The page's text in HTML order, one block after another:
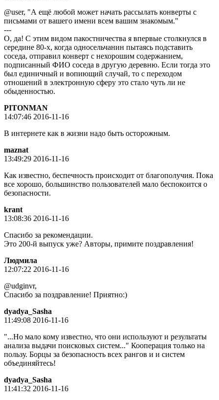
@user, "А ещё любой может начать рассылать конверты с
письмами от вашего имени всем вашим знакомым."
---
О, да! С этим видом пакостничества я впервые столкнулся в
середине 80-х, когда односельчанин пытаясь подставить
соседа, отправил конверт с нехорошим содержанием,
подписанный ФИО соседа в другую деревню. Если тогда это
был единичный и вопиющий случай, то с переходом
отношений в электронную сферу это стало чуть ли не
обыденностью.
PITONMAN
14:07:46 2016-11-16
В интернете как в жизни надо быть осторожным.
maznat
13:49:29 2016-11-16
Как известно, беспечность происходит от благополучия. Пока
все хорошо, большинство пользователей мало беспокоится о
безопасности.
krant
13:08:36 2016-11-16
Спасибо за рекомендации.
Это 200-й выпуск уже? Авторы, примите поздравления!
Людмила
12:07:22 2016-11-16
@udginvr,
Спасибо за поздравление! Приятно:)
dyadya_Sasha
11:49:08 2016-11-16
"...Но мало кому известно, что они используют и результаты
анализа выдачи поисковых систем..." Кооперация только на
пользу. Борцы за безопасность всех рангов и и систем
объединяйтесь!
dyadya_Sasha
11:41:32 2016-11-16